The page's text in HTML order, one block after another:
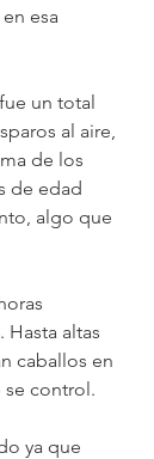
esa
un total
al aire,
de los
de edad
algo que
altas
caballos en
se control.
ya que